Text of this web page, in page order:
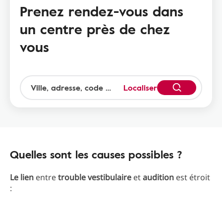
Prenez rendez-vous dans
un centre près de chez
vous
Localiser
Quelles sont les causes possibles ?
Le lien entretroublevestibulaire etaudition est étroit
: